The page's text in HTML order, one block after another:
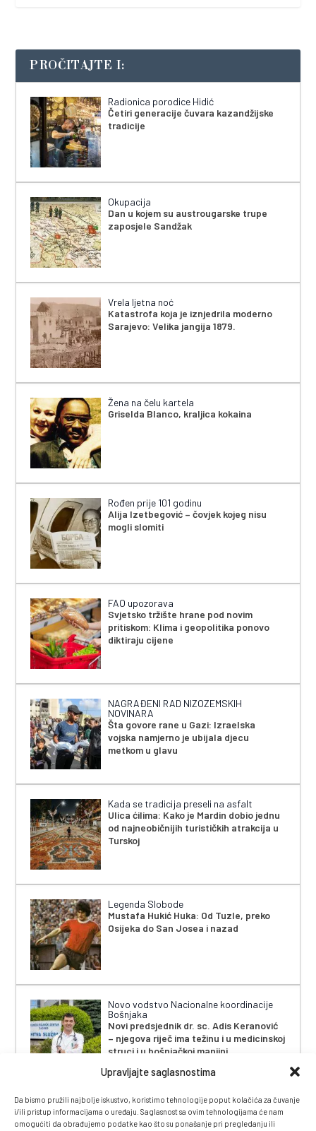
Upravljajte saglasnostima
Da bismo pružili najbolje iskustvo, koristimo tehnologije poput kolačića za čuvanje
i/ili pristup informacijama o uređaju. Saglasnost sa ovim tehnologijama će nam
omogućiti da obrađujemo podatke kao što su ponašanje pri pregledanju ili
PROČITAJTE I:
Radionica porodice Hidić
Četiri generacije čuvara kazandžijske
tradicije
Okupacija
Dan u kojem su austrougarske trupe
zaposjele Sandžak
Vrela ljetna noć
Katastrofa koja je iznjedrila moderno
Sarajevo: Velika jangija 1879.
Žena na čelu kartela
Griselda Blanco, kraljica kokaina
Rođen prije 101 godinu
Alija Izetbegović – čovjek kojeg nisu
mogli slomiti
FAO upozorava
Svjetsko tržište hrane pod novim
pritiskom: Klima i geopolitika ponovo
diktiraju cijene
NAGRAĐENI RAD NIZOZEMSKIH
NOVINARA
Šta govore rane u Gazi: Izraelska
vojska namjerno je ubijala djecu
metkom u glavu
Kada se tradicija preseli na asfalt
Ulica ćilima: Kako je Mardin dobio jednu
od najneobičnijih turističkih atrakcija u
Turskoj
Legenda Slobode
Mustafa Hukić Huka: Od Tuzle, preko
Osijeka do San Josea i nazad
Novo vodstvo Nacionalne koordinacije
Bošnjaka
Novi predsjednik dr. sc. Adis Keranović
– njegova riječ ima težinu i u medicinskoj
struci i u bošnjačkoj manjini